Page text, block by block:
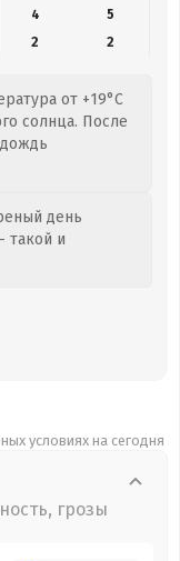
4
5
2 2
от +19°C
солнца. После
день
такой и
условиях на сегодня
грозы